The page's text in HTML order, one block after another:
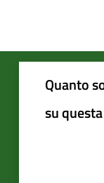
Quanto
su